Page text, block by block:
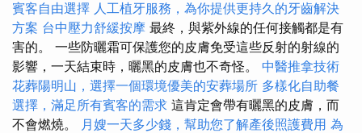
賓客自由選擇 人工植牙服務，為你提供更持久的牙齒解決
方案 台中壓力舒緩按摩 最終，與紫外線的任何接觸都是有
害的。 一些防曬霜可保護您的皮膚免受這些反射的射線的
影響，一天結束時，曬黑的皮膚也不奇怪。 中醫推拿技術
花葬陽明山，選擇一個環境優美的安葬場所 多樣化自助餐
選擇，滿足所有賓客的需求 這肯定會帶有曬黑的皮膚，而
不會燃燒。 月嫂一天多少錢，幫助您了解產後照護費用 為